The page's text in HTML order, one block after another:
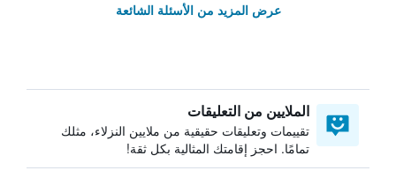
عرض المزيد من الأسئلة الشائعة
الملايين من التعليقات
تقييمات وتعليقات حقيقية من ملايين النزلاء، مثلك
تمامًا. احجز إقامتك المثالية بكل ثقة!